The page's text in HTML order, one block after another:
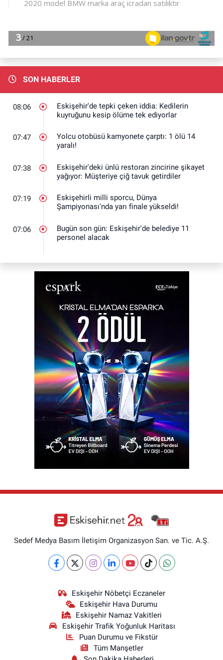
SON HABERLER
08:06
Eskişehir'de tepki çeken iddia: Kedilerin
kuyruğunu kesip ölüme tek ediyorlar
07:47
Yolcu otobüsü kamyonete çarptı: 1 ölü 14
yaralı!
07:38
Eskişehir'deki ünlü restoran zincirine şikayet
yağıyor: Müşteriye çiğ tavuk getirdiler
07:19
Eskişehirli milli sporcu, Dünya
Şampiyonası'nda yarı finale yükseldi!
07:06
Bugün son gün: Eskişehir'de belediye 11
personel alacak
Sedef Medya Basım İletişim Organizasyon San. ve Tic. A.Ş.
Eskişehir Nöbetçi Eczaneler
Eskişehir Hava Durumu
Eskişehir Namaz Vakitleri
Eskişehir Trafik Yoğunluk Haritası
Puan Durumu ve Fikstür
Tüm Manşetler